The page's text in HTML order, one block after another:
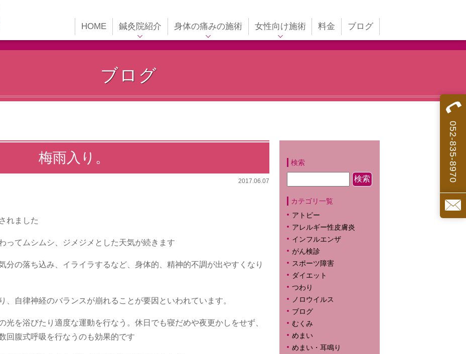
HOME 鍼灸院紹介
受付時間
アクセス
身体の痛みの施術 女性向け施術 料金 ブログ
ブログ
梅雨入り。
2017.06.07
れました
ってムシムシ、ジメジメとした天気が続きます
分の落ち込み、イライラするなど、身体的、精神的不調が出やすくなり
、自律神経のバランスが崩れることが要因といわれています。
光を浴びたり 適度な運動を行なう。休日でも寝だめや夜更かしをせず、
回腹式呼吸を行なうのも効果的です
検索
カテゴリ一覧
アトピー
アレルギー性皮膚炎
インフルエンザ
がん検診
スポーツ障害
ダイエット
つわり
ノロウイルス
ブログ
むくみ
めまい
めまい・耳鳴り
052-835-8970